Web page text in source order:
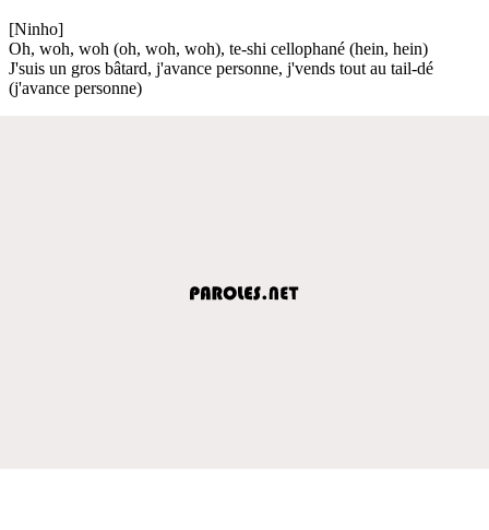
[Ninho]
Oh, woh, woh (oh, woh, woh), te-shi cellophané (hein, hein)
J'suis un gros bâtard, j'avance personne, j'vends tout au tail-dé
(j'avance personne)